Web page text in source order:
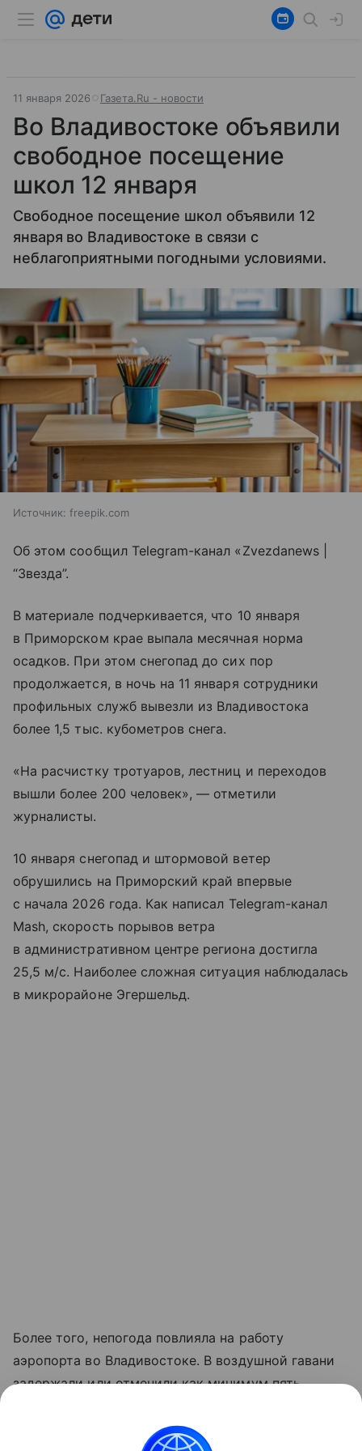
11 января 2026 Газета.Ru - новости
Во Владивостоке объявили
свободное посещение
школ 12 января
Свободное посещение школ объявили 12
января во Владивостоке в связи с
неблагоприятными погодными условиями.
Источник: freepik.com
Об этом сообщил Telegram-канал «Zvezdanews |
“Звезда”.
В материале подчеркивается, что 10 января
в Приморском крае выпала месячная норма
осадков. При этом снегопад до сих пор
продолжается, в ночь на 11 января сотрудники
профильных служб вывезли из Владивостока
более 1,5 тыс. кубометров снега.
«На расчистку тротуаров, лестниц и переходов
вышли более 200 человек», — отметили
журналисты.
10 января снегопад и штормовой ветер
обрушились на Приморский край впервые
с начала 2026 года. Как написал Telegram-канал
Mash, скорость порывов ветра
в административном центре региона достигла
25,5 м/с. Наиболее сложная ситуация наблюдалась
в микрорайоне Эгершельд.
Более того, непогода повлияла на работу
аэропорта во Владивостоке. В воздушной гавани
задержали или отменили как минимум пять
в Приморском крае должно было выпасть